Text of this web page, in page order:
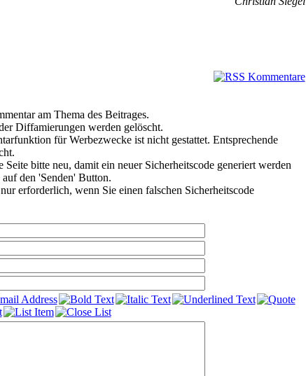
am Thema des Beitrages.
Diffamierungen werden gelöscht.
für Werbezwecke ist nicht gestattet. Entsprechende
Seite bitte neu, damit ein neuer Sicherheitscode generiert werden
den 'Senden' Button.
erforderlich, wenn Sie einen falschen Sicherheitscode